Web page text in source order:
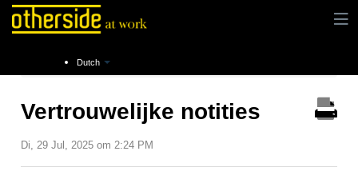
Dutch
Instructies Product Life Cycle Management
Vertrouwelijke notities
Di, 29 Jul, 2025 om 2:24 PM